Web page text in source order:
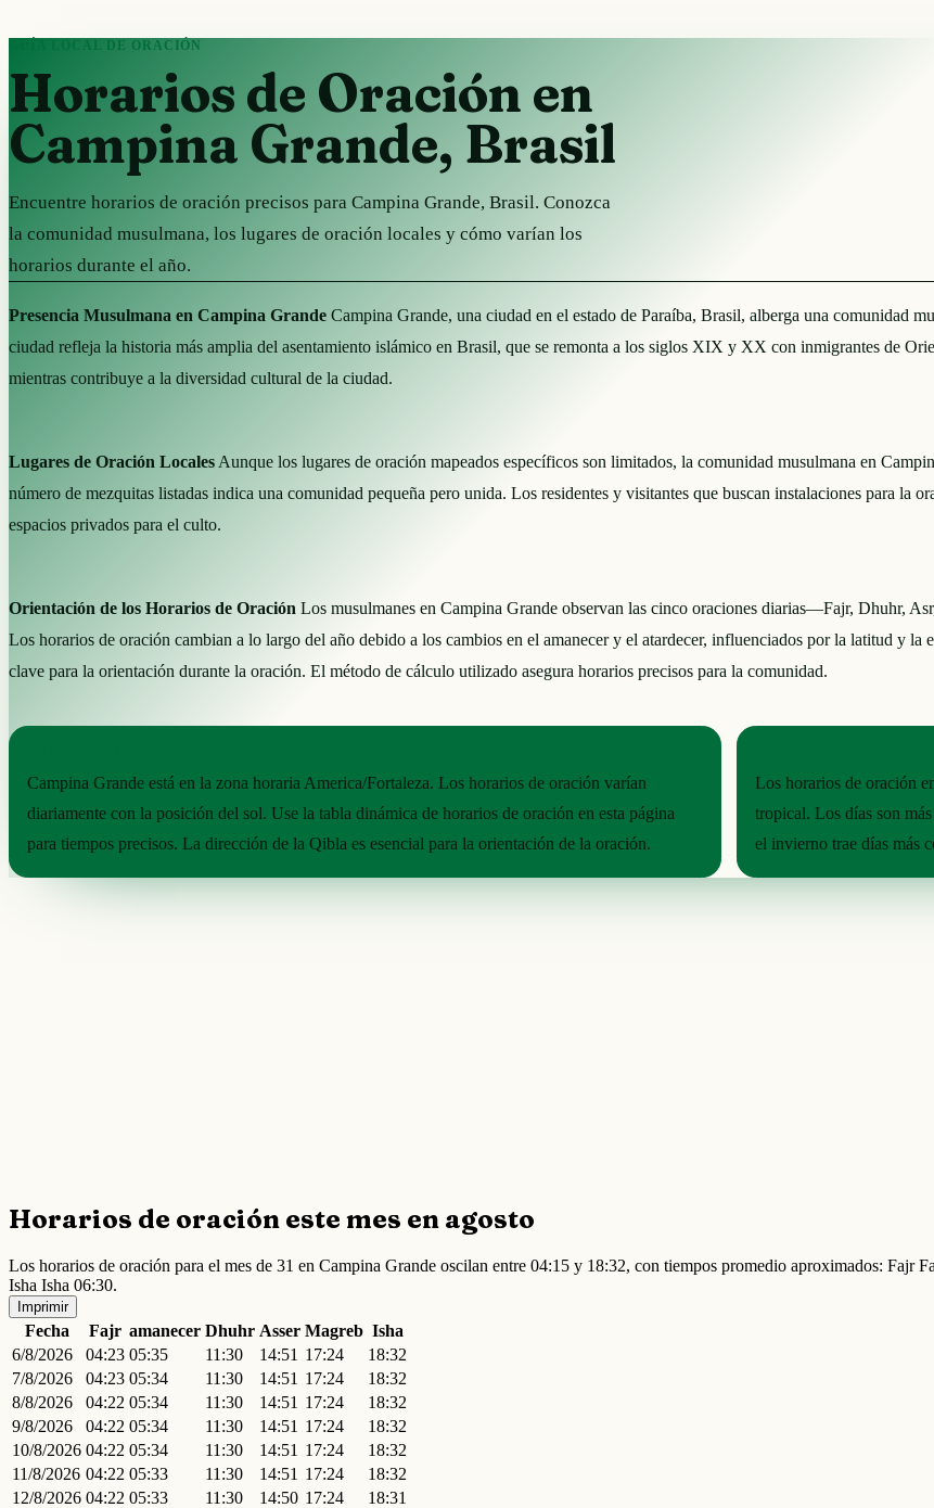
GUÍA LOCAL DE ORACIÓN
Horarios de Oración en
Campina Grande, Brasil
Encuentre horarios de oración precisos para Campina Grande, Brasil. Conozca
la comunidad musulmana, los lugares de oración locales y cómo varían los
horarios durante el año.
Presencia Musulmana en Campina Grande Campina Grande, una ciudad en el estado de Paraíba, Brasil, alberga una comunidad
ciudad refleja la historia más amplia del asentamiento islámico en Brasil, que se remonta a los siglos XIX y XX con inmigrantes de
mientras contribuye a la diversidad cultural de la ciudad.
Lugares de Oración Locales Aunque los lugares de oración mapeados específicos son limitados, la comunidad musulmana en
número de mezquitas listadas indica una comunidad pequeña pero unida. Los residentes y visitantes que buscan instalaciones para la
espacios privados para el culto.
Orientación de los Horarios de Oración Los musulmanes en Campina Grande observan las cinco oraciones diarias—Fajr, Dhuhr,
Los horarios de oración cambian a lo largo del año debido a los cambios en el amanecer y el atardecer, influenciados por la latitud y
clave para la orientación durante la oración. El método de cálculo utilizado asegura horarios precisos para la comunidad.
Campina Grande está en la zona horaria America/Fortaleza. Los horarios de oración varían
diariamente con la posición del sol. Use la tabla dinámica de horarios de oración en esta página
para tiempos precisos. La dirección de la Qibla es esencial para la orientación de la oración.
Los horarios de oración
tropical. Los días son
el invierno trae días más
Horarios de oración este mes en agosto
Los horarios de oración para el mes de 31 en Campina Grande oscilan entre 04:15 y 18:32, con tiempos promedio aproximados:
Isha Isha 06:30.
Imprimir
Fecha Fajr amanecer Dhuhr Asser Magreb Isha
6/8/2026
04:23 05:35 11:30 14:51 17:24
18:32
7/8/2026
04:23 05:34 11:30 14:51 17:24
18:32
8/8/2026
04:22 05:34 11:30 14:51 17:24
18:32
9/8/2026
04:22 05:34 11:30 14:51 17:24
18:32
10/8/2026 04:22 05:34 11:30 14:51 17:24
18:32
11/8/2026 04:22 05:33 11:30 14:51 17:24
18:32
12/8/2026 04:22 05:33 11:30 14:50 17:24
18:31